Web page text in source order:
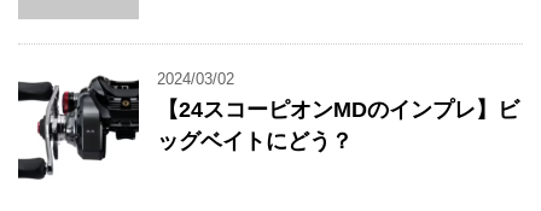
2024/03/02
【24スコーピオンMDのインプレ】ビ
ッグベイトにどう？